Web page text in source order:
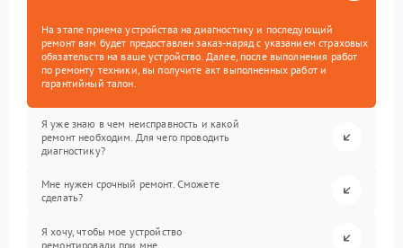
На этапе приема устройства на диагностику и последующий
ремонт вам будет предоставлен заказ-наряд с указанием страховых
обязательств на ваше устройство. Далее, после выполнения работ
по ремонту техники, вы получите акт выполненных работ и
гарантийный талон.
Я уже знаю в чем неисправность и какой
ремонт необходим. Для чего проводить
диагностику?
Мне нужен срочный ремонт. Сможете
сделать?
Я хочу, чтобы мое устройство
ремонтировали при мне.